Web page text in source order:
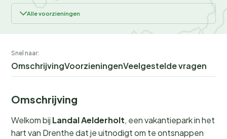
Alle voorzieningen
Snel naar:
OmschrijvingVoorzieningenVeelgestelde vragen
Omschrijving
Welkom bij Landal Aelderholt, een vakantiepark in het
hart van Drenthe dat je uitnodigt om te ontsnappen